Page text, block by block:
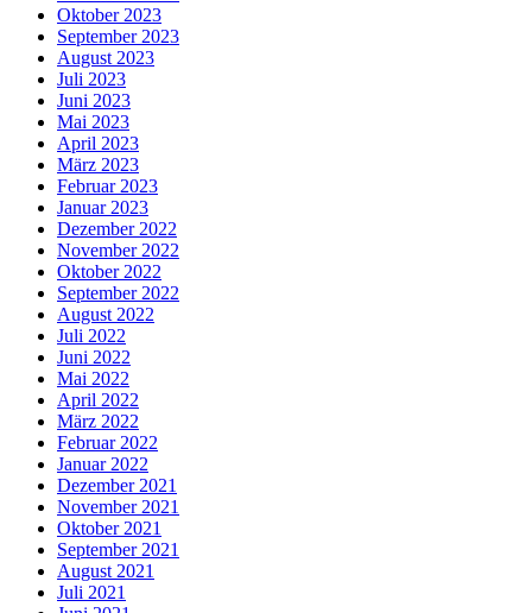
Oktober 2023
September 2023
August 2023
Juli 2023
Juni 2023
Mai 2023
April 2023
März 2023
Februar 2023
Januar 2023
Dezember 2022
November 2022
Oktober 2022
September 2022
August 2022
Juli 2022
Juni 2022
Mai 2022
April 2022
März 2022
Februar 2022
Januar 2022
Dezember 2021
November 2021
Oktober 2021
September 2021
August 2021
Juli 2021